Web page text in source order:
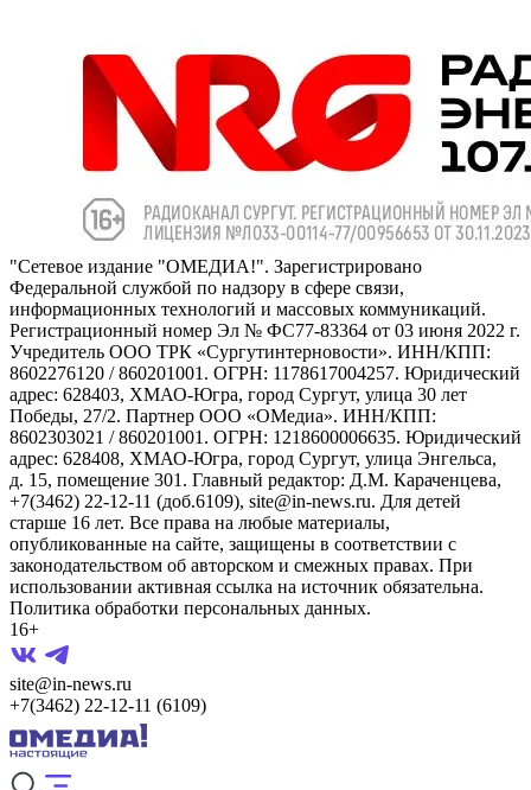
"Сетевое издание "ОМЕДИА!". Зарегистрировано
Федеральной службой по надзору в сфере связи,
информационных технологий и массовых коммуникаций.
Регистрационный номер Эл № ФС77-83364 от 03 июня 2022 г.
Учредитель ООО ТРК «Сургутинтерновости». ИНН/КПП:
8602276120 / 860201001. ОГРН: 1178617004257. Юридический
адрес: 628403, ХМАО-Югра, город Сургут, улица 30 лет
Победы, 27/2. Партнер ООО «ОМедиа». ИНН/КПП:
8602303021 / 860201001. ОГРН: 1218600006635. Юридический
адрес: 628408, ХМАО-Югра, город Сургут, улица Энгельса,
д. 15, помещение 301. Главный редактор: Д.М. Караченцева,
+7(3462) 22-12-11 (доб.6109), site@in-news.ru. Для детей
старше 16 лет. Все права на любые материалы,
опубликованные на сайте, защищены в соответствии с
законодательством об авторском и смежных правах. При
использовании активная ссылка на источник обязательна.
Политика обработки персональных данных.
16+
site@in-news.ru
+7(3462) 22-12-11 (6109)